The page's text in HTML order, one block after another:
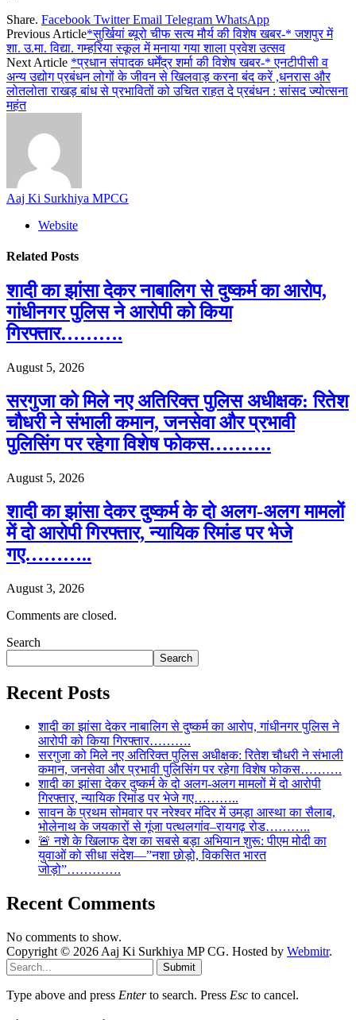
Share. Facebook Twitter Email Telegram WhatsApp
Previous Article*सुर्खियां ब्यूरो चीफ सत्य मौर्य की विशेष खबर-* जशपुर में
शा. उ.मा. विद्या. गम्हरिया स्कूल में मनाया गया शाला प्रवेश उत्सव
Next Article *प्रधान संपादक धर्मेंद्र शर्मा की विशेष खबर-* एनटीपीसी व
अन्य उद्योग प्रबंधन लोगों के जीवन से खिलवाड़ करना बंद करें ,धनरास और
लोतलोता राखड़ बांध से प्रभावितों को उचित राहत दे प्रबंधन : सांसद ज्योत्सना
महंत
Aaj Ki Surkhiya MPCG
Website
Related Posts
शादी का झांसा देकर नाबालिग से दुष्कर्म का आरोप,
गांधीनगर पुलिस ने आरोपी को किया
गिरफ्तार……….
August 5, 2026
सरगुजा को मिले नए अतिरिक्त पुलिस अधीक्षक: रितेश
चौधरी ने संभाली कमान, जनसेवा और प्रभावी
पुलिसिंग पर रहेगा विशेष फोकस……….
August 5, 2026
शादी का झांसा देकर दुष्कर्म के दो अलग-अलग मामलों
में दो आरोपी गिरफ्तार, न्यायिक रिमांड पर भेजे
गए………..
August 3, 2026
Comments are closed.
Search
Search
Recent Posts
शादी का झांसा देकर नाबालिग से दुष्कर्म का आरोप, गांधीनगर पुलिस ने
आरोपी को किया गिरफ्तार……….
सरगुजा को मिले नए अतिरिक्त पुलिस अधीक्षक: रितेश चौधरी ने संभाली
कमान, जनसेवा और प्रभावी पुलिसिंग पर रहेगा विशेष फोकस……….
शादी का झांसा देकर दुष्कर्म के दो अलग-अलग मामलों में दो आरोपी
गिरफ्तार, न्यायिक रिमांड पर भेजे गए………..
सावन के प्रथम सोमवार पर नरेश्वर मंदिर में उमड़ा आस्था का सैलाब,
भोलेनाथ के जयकारों से गूंजा पत्थलगांव–रायगढ़ रोड………..
🚨 नशे के खिलाफ देश का सबसे बड़ा अभियान शुरू: पीएम मोदी का
युवाओं को सीधा संदेश—”नशा छोड़ो, विकसित भारत
जोड़ो”………….
Recent Comments
No comments to show.
Copyright © 2026 Aaj Ki Surkhiya MP CG. Hosted by Webmitr.
Submit
Type above and press Enterto search. Press Esc to cancel.